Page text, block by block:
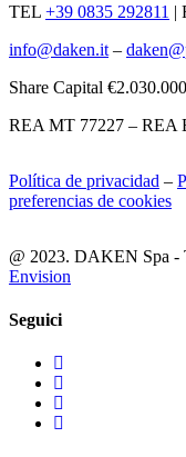
TEL +39 0835 292811 |
info@daken.it –
Share Capital
REA MT 77227 – REA
Política de privacidad –
preferencias de cookies
@ 2023. DAKEN Spa -
Envision
Seguici